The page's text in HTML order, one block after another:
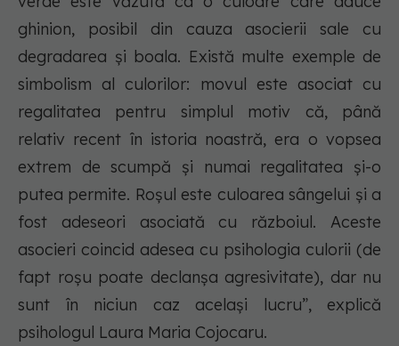
ghinion, posibil din cauza asocierii sale cu
degradarea și boala. Există multe exemple de
simbolism al culorilor: movul este asociat cu
regalitatea pentru simplul motiv că, până
relativ recent în istoria noastră, era o vopsea
extrem de scumpă și numai regalitatea și-o
putea permite. Roșul este culoarea sângelui și a
fost adeseori asociată cu războiul. Aceste
asocieri coincid adesea cu psihologia culorii (de
fapt roșu poate declanșa agresivitate), dar nu
sunt în niciun caz același lucru”, explică
psihologul Laura Maria Cojocaru.